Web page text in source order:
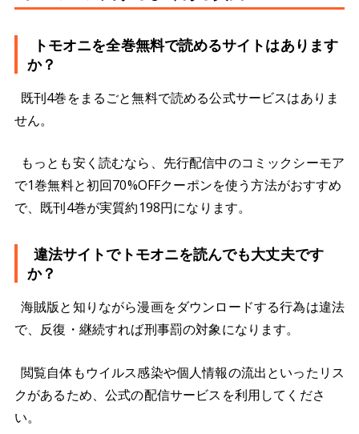
トモオニを全巻無料で読めるサイトはあります
か？
既刊4巻をまるごと無料で読める公式サービスはありま
せん。
もっとも安く読むなら、先行配信中のコミックシーモア
で1巻無料と初回70%OFFクーポンを使う方法がおすすめ
で、既刊4巻が実質約198円になります。
違法サイトでトモオニを読んでも大丈夫です
か？
海賊版と知りながら漫画をダウンロードする行為は違法
で、反復・継続すれば刑事罰の対象になります。
閲覧自体もウイルス感染や個人情報の流出といったリス
クがあるため、公式の配信サービスを利用してくださ
い。